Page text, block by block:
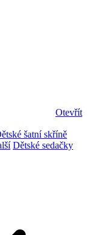
Otevřít
šatní skříně
Dětské sedačky